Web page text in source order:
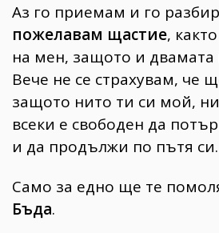
Аз го приемам и го
пожелавам щастие,
на мен, защото и двамата
Вече не се страхувам, че
защото нито ти си мой,
всеки е свободен да
и да продължи по пътя си.
Само за едно ще те
Бъда.